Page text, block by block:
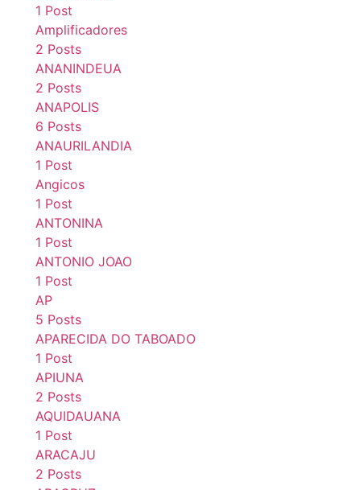
1 Post
Amplificadores
2 Posts
ANANINDEUA
2 Posts
ANAPOLIS
6 Posts
ANAURILANDIA
1 Post
Angicos
1 Post
ANTONINA
1 Post
ANTONIO JOAO
1 Post
AP
5 Posts
APARECIDA DO TABOADO
1 Post
APIUNA
2 Posts
AQUIDAUANA
1 Post
ARACAJU
2 Posts